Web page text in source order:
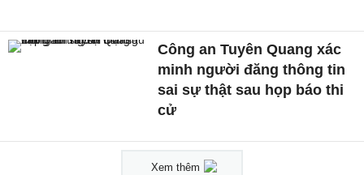
Công an Tuyên Quang xác
minh người đăng thông tin
sai sự thật sau họp báo thi
cử
Xem thêm